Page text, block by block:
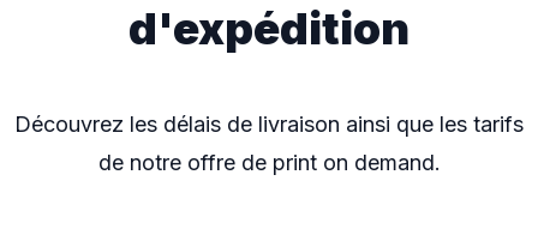
d'expédition
Découvrez les délais de livraison ainsi que les tarifs
de notre offre de print on demand.